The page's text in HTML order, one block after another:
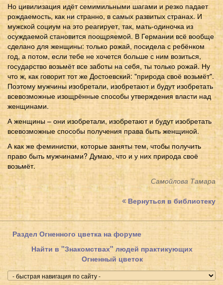
Но цивилизация идёт семимильными шагами и резко падает
рождаемость, как ни странно, в самых развитых странах. И
мужской социум на это реагирует, так, мать-одиночка из
осуждаемой становится поощряемой. В Германии всё вообще
сделано для женщины: только рожай, посидела с ребёнком
год, а потом, если тебе не хочется больше с ним возиться,
государство возьмёт все заботы на себя, ты только рожай. Ну
что ж, как говорит тот же Достоевский: "природа своё возьмёт".
Поэтому мужчины изобретали, изобретают и будут изобретать
всевозможные изощрённые способы утверждения власти над
женщинами.
А женщины – они изобретали, изобретают и будут изобретать
всевозможные способы получения права быть женщиной.
А как же феминистки, которые заняты тем, чтобы получить
право быть мужчинами? Думаю, что и у них природа своё
возьмёт.
Самойлова Тамара
Вернуться в библиотеку
Раздел Огненного цветка на форуме
Найти в "Знакомствах" людей практикующих
Огненный цветок